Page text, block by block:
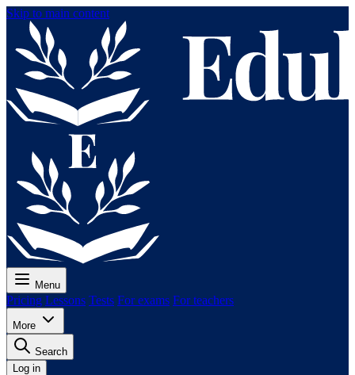
Skip to main content
Menu
Pricing Lessons Tests For exams For teachers
More
Search
Log in